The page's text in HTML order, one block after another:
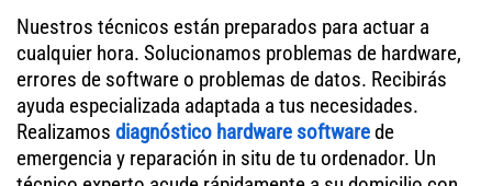
Nuestros técnicos están preparados para actuar a
cualquier hora. Solucionamos problemas de hardware,
errores de software o problemas de datos. Recibirás
ayuda especializada adaptada a tus necesidades.
Realizamos diagnóstico hardware softwarede
emergencia y reparación in situ de tu ordenador. Un